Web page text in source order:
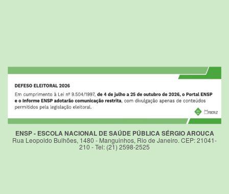
ENSP - ESCOLA NACIONAL DE SAÚDE PÚBLICA SÉRGIO AROUCA
Rua Leopoldo Bulhões, 1480 - Manguinhos, Rio de Janeiro. CEP: 21041-
210 - Tel: (21) 2598-2525